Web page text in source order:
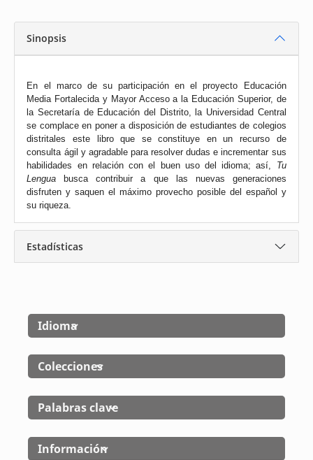
Sinopsis
En el marco de su participación en el proyecto Educación
Media Fortalecida y Mayor Acceso a la Educación Superior, de
la Secretaría de Educación del Distrito, la Universidad Central
se complace en poner a disposición de estudiantes de colegios
distritales este libro que se constituye en un recurso de
consulta ágil y agradable para resolver dudas e incrementar sus
habilidades en relación con el buen uso del idioma; así,
Tu
Lengua busca contribuir a que las nuevas generaciones
disfruten y saquen el máximo provecho posible del español y
su riqueza.
Estadísticas
Idioma
Colecciones
Palabras clave
Información